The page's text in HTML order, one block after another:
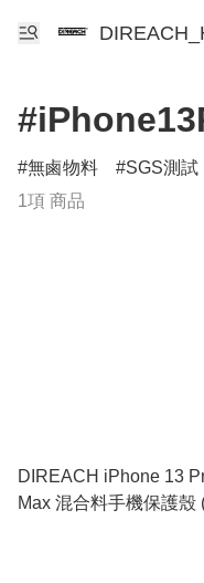
無鹵物料 SGS測試
1項 商品
DIREACH iPhone 13
Max 混合料手機保護殼